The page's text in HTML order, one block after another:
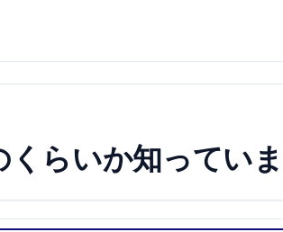
らいか知ってい